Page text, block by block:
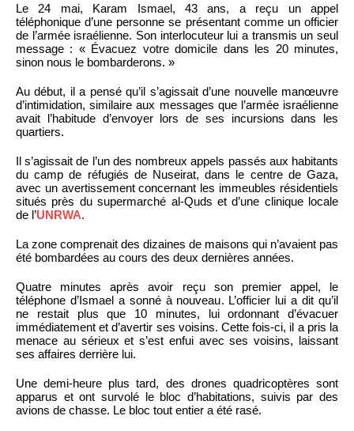
Le 24 mai, Karam Ismael, 43 ans, a reçu un appel
téléphonique d’une personne se présentant comme un officier
de l’armée israélienne. Son interlocuteur lui a transmis un seul
message : « Évacuez votre domicile dans les 20 minutes,
sinon nous le bombarderons. »
Au début, il a pensé qu’il s’agissait d’une nouvelle manœuvre
d’intimidation, similaire aux messages que l’armée israélienne
avait l’habitude d’envoyer lors de ses incursions dans les
quartiers.
Il s’agissait de l’un des nombreux appels passés aux habitants
du camp de réfugiés de Nuseirat, dans le centre de Gaza,
avec un avertissement concernant les immeubles résidentiels
situés près du supermarché al-Quds et d’une clinique locale
de l’UNRWA.
La zone comprenait des dizaines de maisons qui n’avaient pas
été bombardées au cours des deux dernières années.
Quatre minutes après avoir reçu son premier appel, le
téléphone d’Ismael a sonné à nouveau. L’officier lui a dit qu’il
ne restait plus que 10 minutes, lui ordonnant d’évacuer
immédiatement et d’avertir ses voisins. Cette fois-ci, il a pris la
menace au sérieux et s’est enfui avec ses voisins, laissant
ses affaires derrière lui.
Une demi-heure plus tard, des drones quadricoptères sont
apparus et ont survolé le bloc d’habitations, suivis par des
avions de chasse. Le bloc tout entier a été rasé.